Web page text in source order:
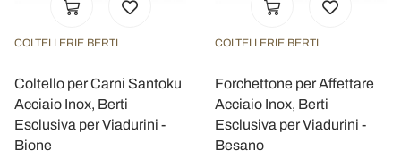
COLTELLERIE BERTI
Coltello per Carni Santoku
Acciaio Inox, Berti
Esclusiva per Viadurini -
Bione
COLTELLERIE BERTI
Forchettone per Affettare
Acciaio Inox, Berti
Esclusiva per Viadurini -
Besano